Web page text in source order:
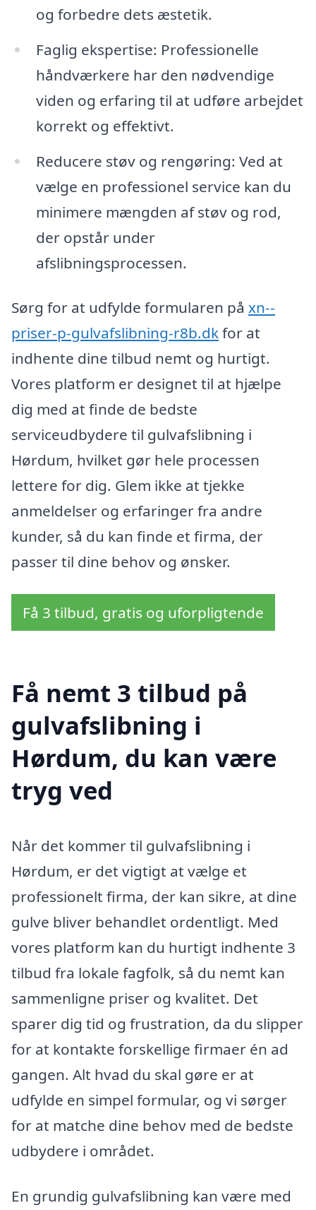
og forbedre dets æstetik.
Faglig ekspertise: Professionelle
håndværkere har den nødvendige
viden og erfaring til at udføre arbejdet
korrekt og effektivt.
Reducere støv og rengøring: Ved at
vælge en professionel service kan du
minimere mængden af støv og rod,
der opstår under
afslibningsprocessen.
Sørg for at udfylde formularen på xn--
priser-p-gulvafslibning-r8b.dkfor at
indhente dine tilbud nemt og hurtigt.
Vores platform er designet til at hjælpe
dig med at finde de bedste
serviceudbydere til gulvafslibning i
Hørdum, hvilket gør hele processen
lettere for dig. Glem ikke at tjekke
anmeldelser og erfaringer fra andre
kunder, så du kan finde et firma, der
passer til dine behov og ønsker.
Få 3 tilbud, gratis og uforpligtende
Få nemt 3 tilbud på
gulvafslibning i
Hørdum, du kan være
tryg ved
Når det kommer til gulvafslibning i
Hørdum, er det vigtigt at vælge et
professionelt firma, der kan sikre, at dine
gulve bliver behandlet ordentligt. Med
vores platform kan du hurtigt indhente 3
tilbud fra lokale fagfolk, så du nemt kan
sammenligne priser og kvalitet. Det
sparer dig tid og frustration, da du slipper
for at kontakte forskellige firmaer én ad
gangen. Alt hvad du skal gøre er at
udfylde en simpel formular, og vi sørger
for at matche dine behov med de bedste
udbydere i området.
En grundig gulvafslibning kan være med